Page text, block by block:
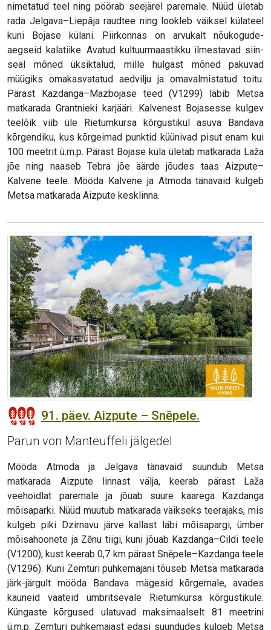
nimetatud teel ning pöörab seejärel paremale. Nüüd ületab
rada Jelgava–Liepāja raudtee ning lookleb väiksel külateel
kuni Bojase külani. Piirkonnas on arvukalt nõukogude-
aegseid kalatiike. Avatud kultuurmaastikku ilmestavad siin-
seal mõned üksiktalud, mille hulgast mõned pakuvad
müügiks omakasvatatud aedvilju ja omavalmistatud toitu.
Pärast Kazdanga–Mazbojase teed (V1299) läbib Metsa
matkarada Grantnieki karjääri. Kalvenest Bojasesse kulgev
teelõik viib üle Rietumkursa kõrgustikul asuva Bandava
kõrgendiku, kus kõrgeimad punktid küünivad pisut enam kui
100 meetrit ü.m.p. Pärast Bojase küla ületab matkarada Laža
jõe ning naaseb Tebra jõe äärde jõudes taas Aizpute–
Kalvene teele. Mööda Kalvene ja Atmoda tänavaid kulgeb
Metsa matkarada Aizpute kesklinna.
91. päev. Aizpute – Snēpele.
Parun von Manteuffeli jälgedel
Mööda Atmoda ja Jelgava tänavaid suundub Metsa
matkarada Aizpute linnast välja, keerab pärast Laža
veehoidlat paremale ja jõuab suure kaarega Kazdanga
mõisaparki. Nüüd muutub matkarada väikseks teerajaks, mis
kulgeb piki Dzirnavu järve kallast läbi mõisapargi, ümber
mõisahoonete ja Zēnu tiigi, kuni jõuab Kazdanga–Cildi teele
(V1200), kust keerab 0,7 km pärast Snēpele–Kazdanga teele
(V1296). Kuni Zemturi puhkemajani tõuseb Metsa matkarada
järk-järgult mööda Bandava mägesid kõrgemale, avades
kauneid vaateid ümbritsevale Rietumkursa kõrgustikule.
Küngaste kõrgused ulatuvad maksimaalselt 81 meetrini
ü.m.p. Zemturi puhkemajast edasi suundudes kulgeb Metsa